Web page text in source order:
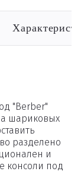
"Berber"
шариковых
разделено
и
консоли под